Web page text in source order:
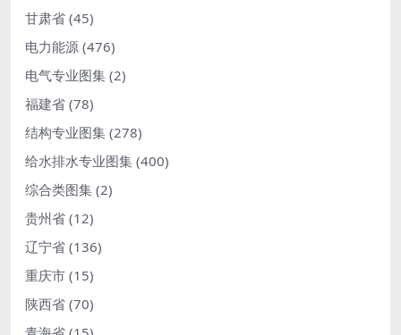
甘肃省 (45)
电力能源 (476)
电气专业图集 (2)
福建省 (78)
结构专业图集 (278)
给水排水专业图集 (400)
综合类图集 (2)
贵州省 (12)
辽宁省 (136)
重庆市 (15)
陕西省 (70)